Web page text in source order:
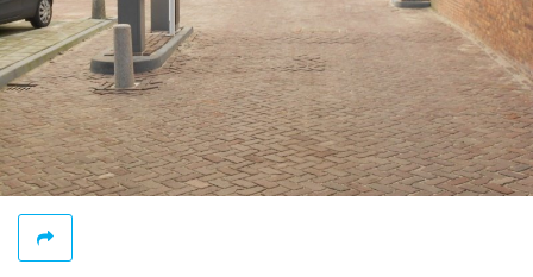
Student routes
New in town? Check FAQ!
LIVING IN BREDA
Housing
Registering municipality
Health insurance